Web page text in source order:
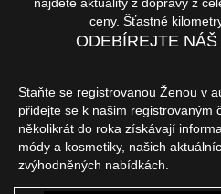
najdete aktuality z dopravy z
ceny. Šťastné
ODEBÍREJTE
Staňte se registrovanou Ženou v
přidejte se k našim registrovaným
několikrát do roka získávají
módy a kosmetiky, našich
zvýhodněných nabídkách.